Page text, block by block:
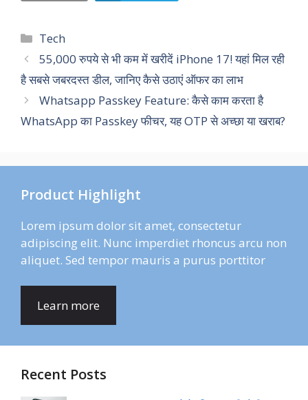
Categories
Tech
55,000 रुपये से भी कम में खरीदें iPhone 17! यहां मिल रही
है सबसे जबरदस्त डील, जानिए कैसे उठाएं ऑफर का लाभ
Whatsapp Passkey Feature: कैसे काम करता है
WhatsApp का Passkey फीचर, यह OTP से अच्छा या खराब?
Product Highlight
Lorem ipsum dolor sit amet, consectetur
adipiscing elit. Nunc imperdiet rhoncus arcu non
aliquet. Sed tempor mauris a purus porttitor
Learn more
Recent Posts